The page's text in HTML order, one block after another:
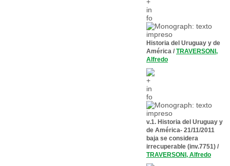
Historia del Uruguay y de
América / TRAVERSONI,
Alfredo
v.1. Historia del Uruguay y
de América- 21/11/2011
baja se considera
irrecuperable (inv.7751) /
TRAVERSONI, Alfredo